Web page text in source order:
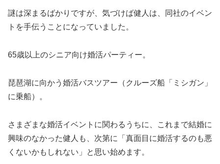
謎は深まるばかりですが、気づけば健人は、同社のイベン
トを手伝うことになっていました。
65歳以上のシニア向け婚活パーティー。
琵琶湖に向かう婚活バスツアー（クルーズ船「ミシガン」
に乗船）。
さまざまな婚活イベントに関わるうちに、これまで結婚に
興味のなかった健人も、次第に「真面目に婚活するのも悪
くないかもしれない」と思い始めます。